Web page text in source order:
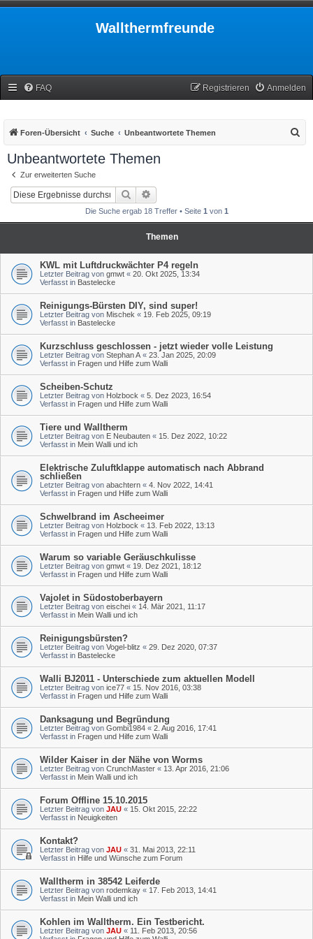
Wallthermfreunde
FAQ Anmelden
Registrieren
Foren-Übersicht Suche Unbeantwortete Themen
Unbeantwortete Themen
Zur erweiterten Suche
Suche
Die Suche ergab 18 Treffer • Seite 1 von 1
Themen
KWL mit Luftdruckwächter P4 regeln
Letzter Beitrag von gmwt « 20. Okt 2025, 13:34
Verfasst in Bastelecke
Reinigungs-Bürsten DIY, sind super!
Letzter Beitrag von Mischek « 19. Feb 2025, 09:19
Verfasst in Bastelecke
Kurzschluss geschlossen - jetzt wieder volle Leistung
Letzter Beitrag von Stephan A « 23. Jan 2025, 20:09
Verfasst in Fragen und Hilfe zum Walli
Scheiben-Schutz
Letzter Beitrag von Holzbock « 5. Dez 2023, 16:54
Verfasst in Fragen und Hilfe zum Walli
Tiere und Walltherm
Letzter Beitrag von E Neubauten « 15. Dez 2022, 10:22
Verfasst in Mein Walli und ich
Elektrische Zuluftklappe automatisch nach Abbrand
schließen
Letzter Beitrag von abachtern « 4. Nov 2022, 14:41
Verfasst in Fragen und Hilfe zum Walli
Schwelbrand im Ascheeimer
Letzter Beitrag von Holzbock « 13. Feb 2022, 13:13
Verfasst in Fragen und Hilfe zum Walli
Warum so variable Geräuschkulisse
Letzter Beitrag von gmwt « 19. Dez 2021, 18:12
Verfasst in Fragen und Hilfe zum Walli
Vajolet in Südostoberbayern
Letzter Beitrag von eischei « 14. Mär 2021, 11:17
Verfasst in Mein Walli und ich
Reinigungsbürsten?
Letzter Beitrag von Vogel-blitz « 29. Dez 2020, 07:37
Verfasst in Bastelecke
Walli BJ2011 - Unterschiede zum aktuellen Modell
Letzter Beitrag von ice77 « 15. Nov 2016, 03:38
Verfasst in Fragen und Hilfe zum Walli
Danksagung und Begründung
Letzter Beitrag von Gombi1984 « 2. Aug 2016, 17:41
Verfasst in Fragen und Hilfe zum Walli
Wilder Kaiser in der Nähe von Worms
Letzter Beitrag von CrunchMaster « 13. Apr 2016, 21:06
Verfasst in Mein Walli und ich
Forum Offline 15.10.2015
Letzter Beitrag von JAU « 15. Okt 2015, 22:22
Verfasst in Neuigkeiten
Kontakt?
Letzter Beitrag von JAU « 31. Mai 2013, 22:11
Verfasst in Hilfe und Wünsche zum Forum
Walltherm in 38542 Leiferde
Letzter Beitrag von rodemkay « 17. Feb 2013, 14:41
Verfasst in Mein Walli und ich
Kohlen im Walltherm. Ein Testbericht.
Letzter Beitrag von JAU « 11. Feb 2013, 20:56